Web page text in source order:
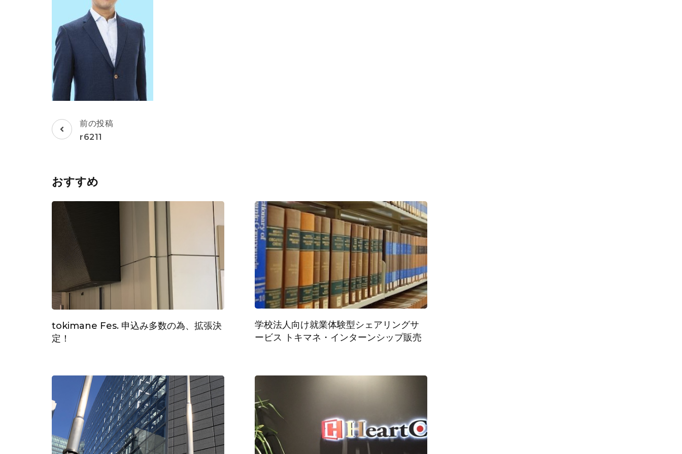
投
稿
ゲ
ー
シ
ョ
ン
前の投稿
r6211
おすすめ
tokimane Fes. 申込み多数の為、拡張決
定！
学校法人向け就業体験型シェアリングサ
ービス トキマネ・インターンシップ販売